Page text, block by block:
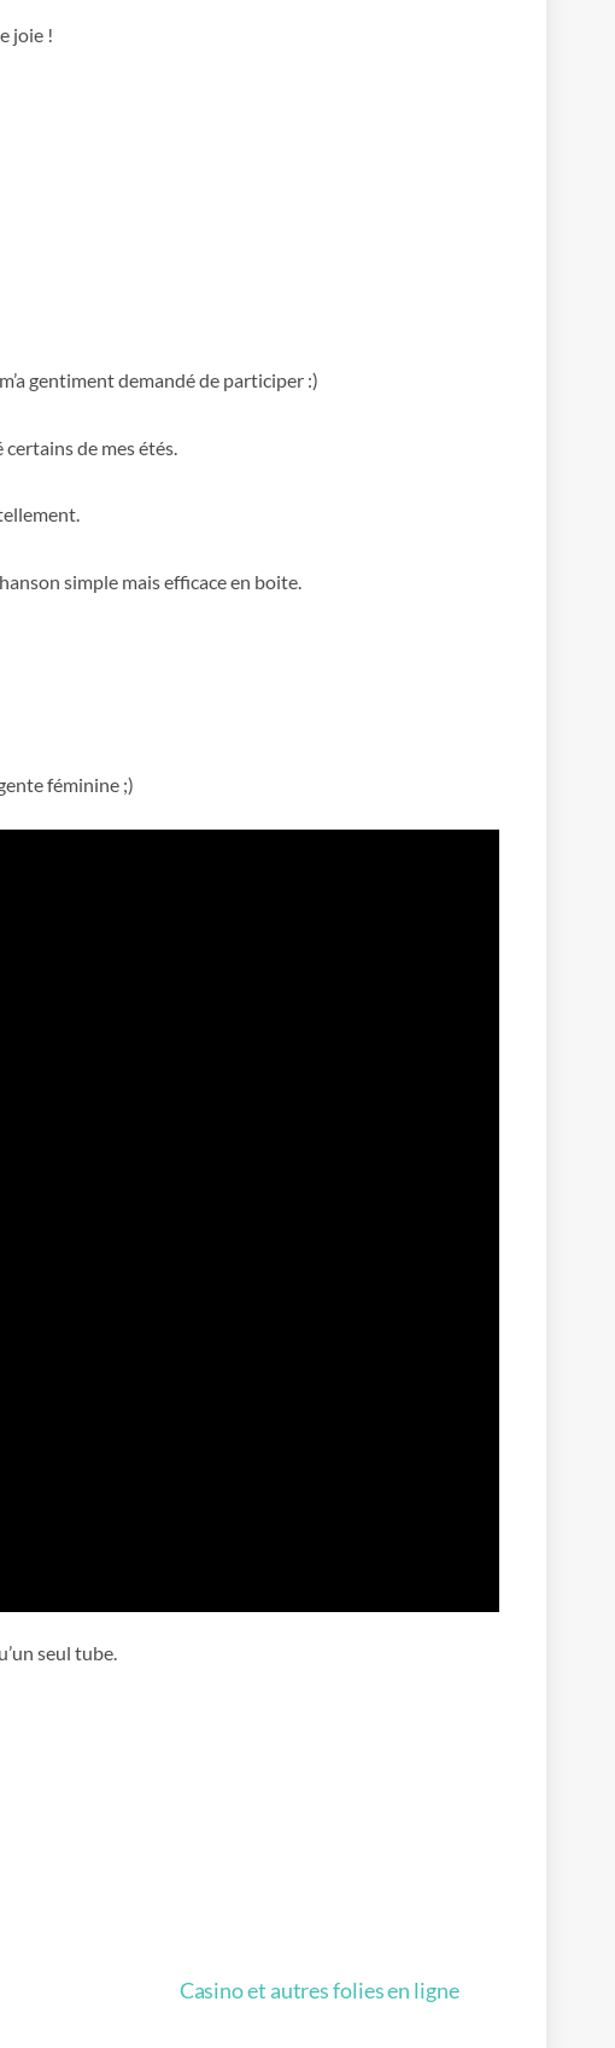
joie !
gentiment demandé de participer :)
de mes étés.
simple mais efficace en boite.
féminine ;)
seul tube.
Casino et autres folies en ligne